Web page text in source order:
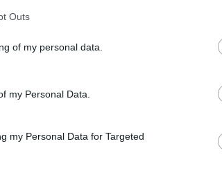
Outs
of my personal data.
my Personal Data.
my Personal Data for Targeted
Επ.42
ξημερωμένοι
(2010-11) Επ.40